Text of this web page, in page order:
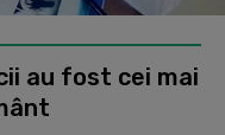
au fost cei mai